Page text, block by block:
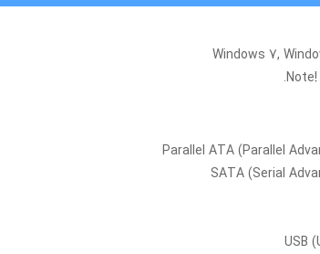
Windows 7,
Note
Parallel ATA (Parallel
SATA (Serial
USB